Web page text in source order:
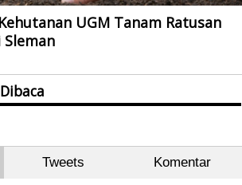
UGM Tanam Ratusan
Tweets Komentar